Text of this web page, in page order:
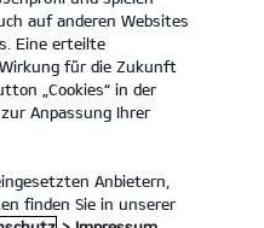
Angebote.
Angeboten für Kia Besitzer,
auf anderen Websites
Eine erteilte
für die Zukunft
„Cookies“ in der
Anpassung Ihrer
Anbietern,
finden Sie in unserer